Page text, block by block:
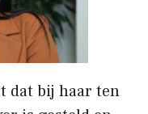
dat bij haar ten